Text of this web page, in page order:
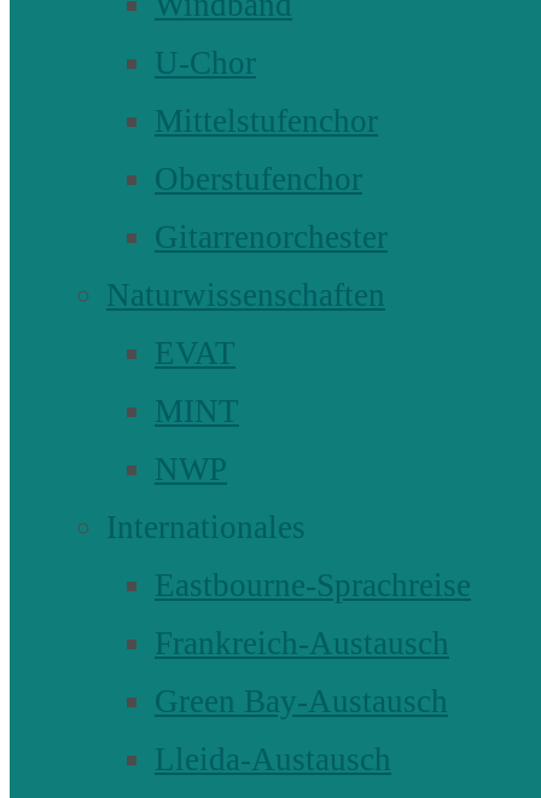
U-Chor
Mittelstufenchor
Oberstufenchor
Gitarrenorchester
Naturwissenschaften
EVAT
MINT
NWP
Internationales
Eastbourne-Sprachreise
Frankreich-Austausch
Green Bay-Austausch
Lleida-Austausch